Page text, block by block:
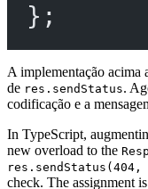
};
A implementação acima
de res.sendStatus.
codificação e a
In TypeScript,
new overload to the
check. The assignment